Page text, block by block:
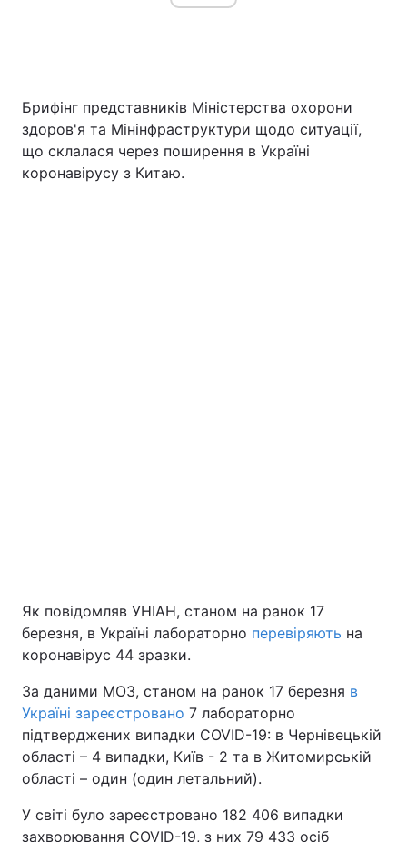
Брифінг представників Міністерства охорони
здоров'я та Мінінфраструктури щодо ситуації,
що склалася через поширення в Україні
коронавірусу з Китаю.
Як повідомляв УНІАН, станом на ранок 17
березня, в Україні лабораторно перевіряють на
коронавірус 44 зразки.
За даними МОЗ, станом на ранок 17 березня в
Україні зареєстровано 7 лабораторно
підтверджених випадки COVID-19: в Чернівецькій
області – 4 випадки, Київ - 2 та в Житомирській
області – один (один летальний).
У світі було зареєстровано 182 406 випадки
захворювання COVID-19, з них 79 433 осіб